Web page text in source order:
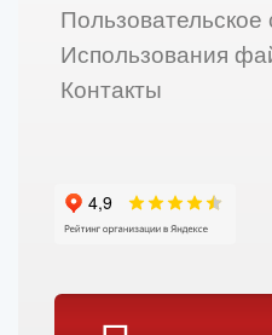
Использования
Контакты